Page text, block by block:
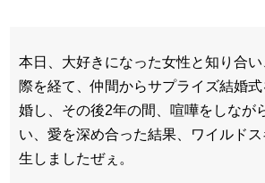
本日、大好きになった女性と知り合
際を経て、仲間からサプライズ結婚
婚し、その後2年の間、喧嘩をしなが
い、愛を深め合った結果、ワイルド
生しましたぜぇ。